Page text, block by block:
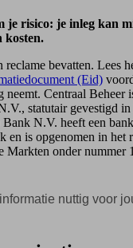
je risico: je inleg kan
kosten.
bevatten. Lees
(Eid)
neemt. Centraal Beheer
statutair gevestigd
N.V. heeft een
en is opgenomen in het
Markten onder nummer